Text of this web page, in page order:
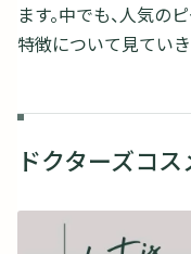
ます。中でも、人気
特徴について見ていき
ドクターズコ